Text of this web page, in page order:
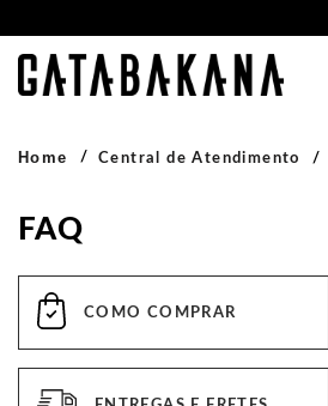
GATABAKANA
Home Central de Atendimento
FAQ
COMO COMPRAR